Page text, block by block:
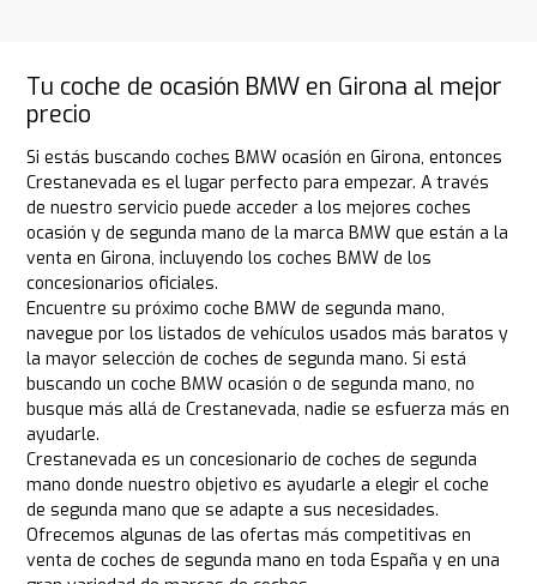
Tu coche de ocasión BMW en Girona al mejor
precio
Si estás buscando coches BMW ocasión en Girona, entonces
Crestanevada es el lugar perfecto para empezar. A través
de nuestro servicio puede acceder a los mejores coches
ocasión y de segunda mano de la marca BMW que están a la
venta en Girona, incluyendo los coches BMW de los
concesionarios oficiales.
Encuentre su próximo coche BMW de segunda mano,
navegue por los listados de vehículos usados más baratos y
la mayor selección de coches de segunda mano. Si está
buscando un coche BMW ocasión o de segunda mano, no
busque más allá de Crestanevada, nadie se esfuerza más en
ayudarle.
Crestanevada es un concesionario de coches de segunda
mano donde nuestro objetivo es ayudarle a elegir el coche
de segunda mano que se adapte a sus necesidades.
Ofrecemos algunas de las ofertas más competitivas en
venta de coches de segunda mano en toda España y en una